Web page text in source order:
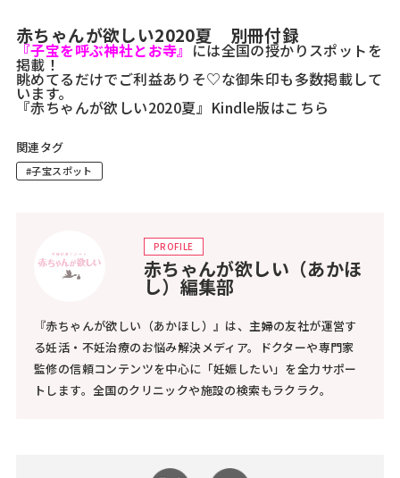
赤ちゃんが欲しい2020夏 別冊付録
『子宝を呼ぶ神社とお寺』 には全国の授かりスポットを
掲載！
眺めてるだけでご利益ありそ♡な御朱印も多数掲載して
います。
『赤ちゃんが欲しい2020夏』Kindle版はこちら
関連タグ
#子宝スポット
PROFILE
赤ちゃんが欲しい（あかほ
し）編集部
『赤ちゃんが欲しい（あかほし）』は、主婦の友社が運営す
る妊活・不妊治療のお悩み解決メディア。ドクターや専門家
監修の信頼コンテンツを中心に「妊娠したい」を全力サポー
トします。全国のクリニックや施設の検索もラクラク。